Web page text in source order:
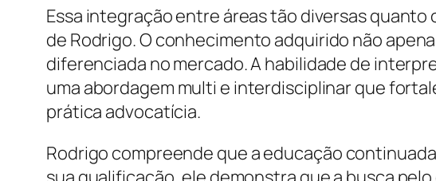
Essa integração entre áreas tão diversas
de Rodrigo. O conhecimento adquirido não
diferenciada no mercado. A habilidade de
uma abordagem multi e interdisciplinar que
prática advocatícia.
Rodrigo compreende que a educação